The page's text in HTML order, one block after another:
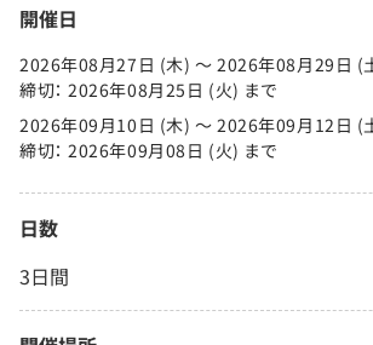
開催日
2026年08月27日 (木) 〜 2026年08月29日 (
締切： 2026年08月25日 (火) まで
2026年09月10日 (木) 〜 2026年09月12日 (
締切： 2026年09月08日 (火) まで
日数
3日間